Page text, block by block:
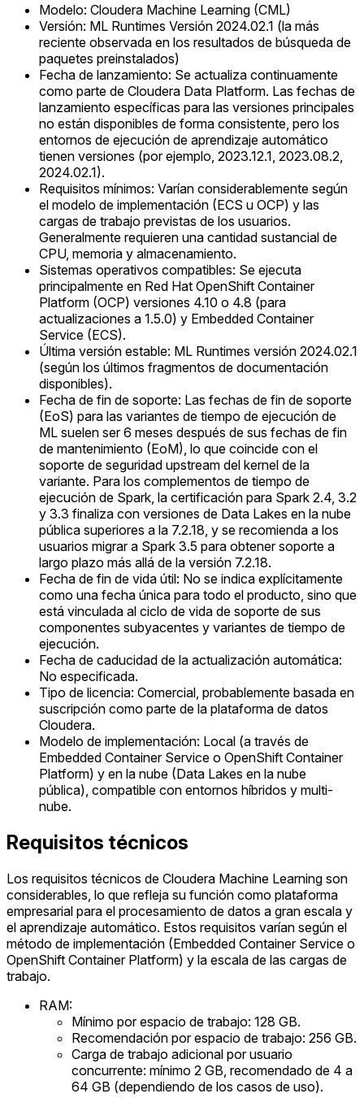
Modelo: Cloudera Machine Learning (CML)
Versión: ML Runtimes Versión 2024.02.1 (la más
reciente observada en los resultados de búsqueda de
paquetes preinstalados)
Fecha de lanzamiento: Se actualiza continuamente
como parte de Cloudera Data Platform. Las fechas de
lanzamiento específicas para las versiones principales
no están disponibles de forma consistente, pero los
entornos de ejecución de aprendizaje automático
tienen versiones (por ejemplo, 2023.12.1, 2023.08.2,
2024.02.1).
Requisitos mínimos: Varían considerablemente según
el modelo de implementación (ECS u OCP) y las
cargas de trabajo previstas de los usuarios.
Generalmente requieren una cantidad sustancial de
CPU, memoria y almacenamiento.
Sistemas operativos compatibles: Se ejecuta
principalmente en Red Hat OpenShift Container
Platform (OCP) versiones 4.10 o 4.8 (para
actualizaciones a 1.5.0) y Embedded Container
Service (ECS).
Última versión estable: ML Runtimes versión 2024.02.1
(según los últimos fragmentos de documentación
disponibles).
Fecha de fin de soporte: Las fechas de fin de soporte
(EoS) para las variantes de tiempo de ejecución de
ML suelen ser 6 meses después de sus fechas de fin
de mantenimiento (EoM), lo que coincide con el
soporte de seguridad upstream del kernel de la
variante. Para los complementos de tiempo de
ejecución de Spark, la certificación para Spark 2.4, 3.2
y 3.3 finaliza con versiones de Data Lakes en la nube
pública superiores a la 7.2.18, y se recomienda a los
usuarios migrar a Spark 3.5 para obtener soporte a
largo plazo más allá de la versión 7.2.18.
Fecha de fin de vida útil: No se indica explícitamente
como una fecha única para todo el producto, sino que
está vinculada al ciclo de vida de soporte de sus
componentes subyacentes y variantes de tiempo de
ejecución.
Fecha de caducidad de la actualización automática:
No especificada.
Tipo de licencia: Comercial, probablemente basada en
suscripción como parte de la plataforma de datos
Cloudera.
Modelo de implementación: Local (a través de
Embedded Container Service o OpenShift Container
Platform) y en la nube (Data Lakes en la nube
pública), compatible con entornos híbridos y multi-
nube.
Requisitos técnicos
Los requisitos técnicos de Cloudera Machine Learning son
considerables, lo que refleja su función como plataforma
empresarial para el procesamiento de datos a gran escala y
el aprendizaje automático. Estos requisitos varían según el
método de implementación (Embedded Container Service o
OpenShift Container Platform) y la escala de las cargas de
trabajo.
RAM:
Mínimo por espacio de trabajo: 128 GB.
Recomendación por espacio de trabajo: 256 GB.
Carga de trabajo adicional por usuario
concurrente: mínimo 2 GB, recomendado de 4 a
64 GB (dependiendo de los casos de uso).